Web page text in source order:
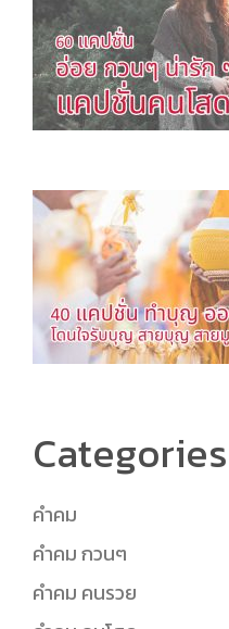
Categories
คำคม
คำคม กวนๆ
คำคม คนรวย